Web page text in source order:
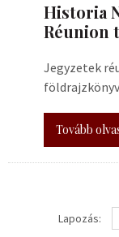
Historia
Réunion
Jegyzetek
Tovább
Lapozás: